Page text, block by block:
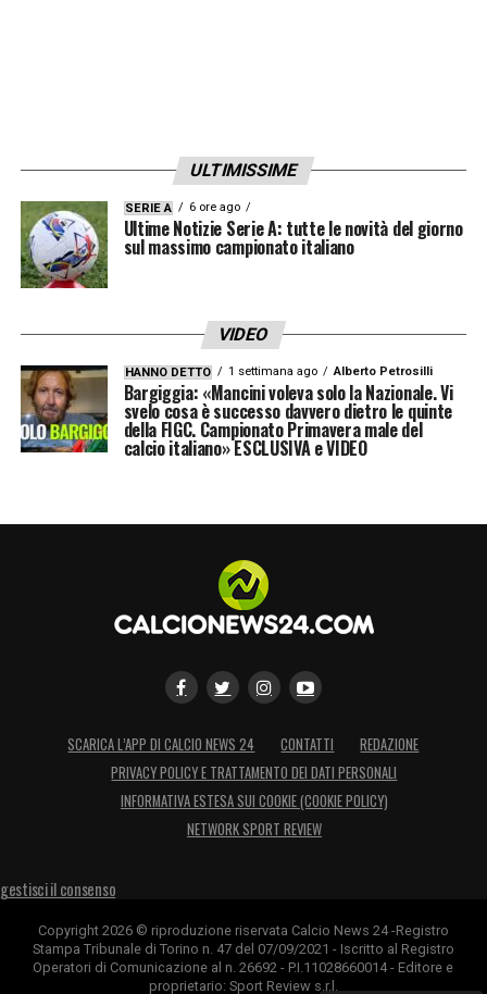
che sapeva ascoltare prima di parlare.
Un uomo che, come magistralmente
raccontato dal film…
— Official SSC Napoli (@sscnapoli)
Parma Calcio si unisce al dolore per la
scomparsa di Papa Francesco. Oggi lo
ricordiamo con immensa gratitudine e
profondo rispetto.
pic.twitter.com/re4ZPGUCUB
— 𝐏𝐚𝐫𝐦𝐚 𝐂𝐚𝐥𝐜𝐢𝐨 𝟏𝟗𝟏𝟑 (@1913parmacalcio)April 21, 2025
Bologna FC 1909 mourns the passing of
Pope Francis.
— Bologna FC 1909 (@BolognaFC1909en)April 21, 2025
a data da destinarsi per la morte di Papa
Francesco. Ci uniamo al cordoglio per la
scomparsa del pontefice.
ULTIMISSIME
SERIE A 6 ore ago
Ultime Notizie Serie A: tutte le novità del giorno
sul massimo campionato italiano
VIDEO
HANNO DETTO 1 settimana ago Alberto Petrosilli
Bargiggia: «Mancini voleva solo la Nazionale. Vi
svelo cosa è successo davvero dietro le quinte
della FIGC. Campionato Primavera male del
calcio italiano» ESCLUSIVA e VIDEO
SCARICA L’APP DI CALCIO NEWS 24 CONTATTI
REDAZIONE
PRIVACY POLICY E TRATTAMENTO DEI DATI PERSONALI
INFORMATIVA ESTESA SUI COOKIE (COOKIE POLICY)
NETWORK SPORT REVIEW
gestisci il consenso
Copyright 2026 © riproduzione riservata Calcio News 24 -Registro
Stampa Tribunale di Torino n. 47 del 07/09/2021 - Iscritto al Registro
Operatori di Comunicazione al n. 26692 - P.I.11028660014 - Editore e
proprietario: Sport Review s.r.l.